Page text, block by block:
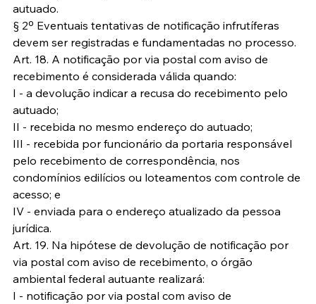
autuado.
§ 2º Eventuais tentativas de notificação infrutíferas
devem ser registradas e fundamentadas no processo.
Art. 18. A notificação por via postal com aviso de
recebimento é considerada válida quando:
I - a devolução indicar a recusa do recebimento pelo
autuado;
II - recebida no mesmo endereço do autuado;
III - recebida por funcionário da portaria responsável
pelo recebimento de correspondência, nos
condomínios edilícios ou loteamentos com controle de
acesso; e
IV - enviada para o endereço atualizado da pessoa
jurídica.
Art. 19. Na hipótese de devolução de notificação por
via postal com aviso de recebimento, o órgão
ambiental federal autuante realizará:
I - notificação por via postal com aviso de